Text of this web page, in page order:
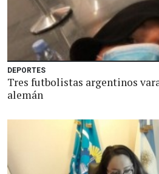
DEPORTES
Tres futbolistas argentinos
alemán